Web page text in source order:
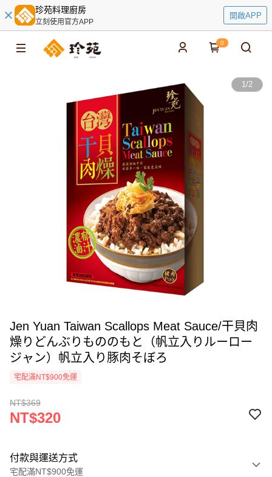
珍苑料理廚房
立刻使用官方APP
開啟APP
0
1/2
Jen Yuan Taiwan Scallops Meat Sauce/干貝肉
燥りどんぶりもののもと（帆立入りルーロー
ジャン）帆立入り豚肉そぼろ
宅配滿NT$900免運
NT$369
NT$320
付款與運送方式
宅配滿NT$900免運